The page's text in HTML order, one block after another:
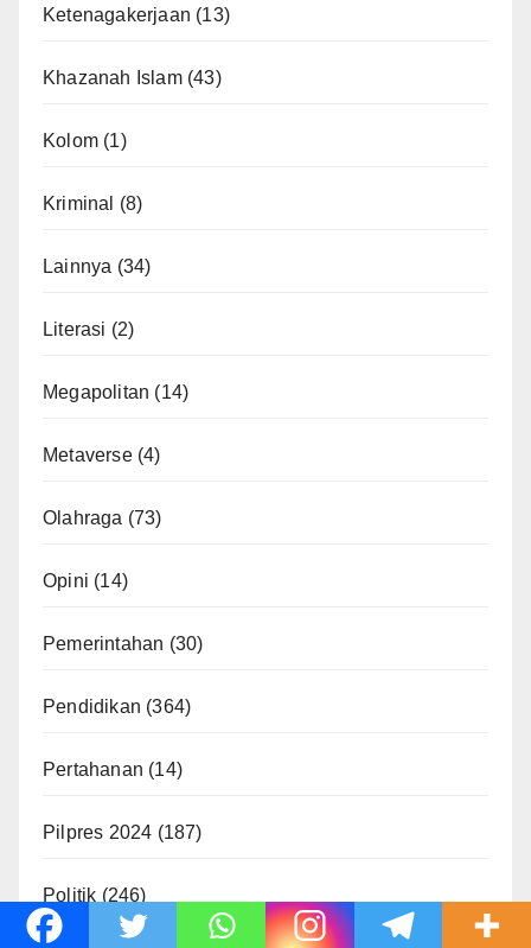
Ketenagakerjaan (13)
Khazanah Islam(43)
Kolom (1)
Kriminal (8)
Lainnya (34)
Literasi (2)
Megapolitan (14)
Metaverse(4)
Olahraga (73)
Opini (14)
Pemerintahan (30)
Pendidikan (364)
Pertahanan (14)
Pilpres 2024 (187)
Politik (246)